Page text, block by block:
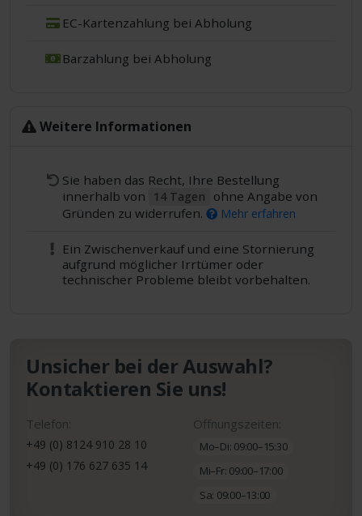
EC-Kartenzahlung bei Abholung
Barzahlung bei Abholung
Weitere Informationen
Sie haben das Recht, Ihre Bestellung
innerhalb von
14 Tagen
ohne Angabe von
Gründen zu widerrufen.
Mehr erfahren
Ein Zwischenverkauf und eine Stornierung
aufgrund möglicher Irrtümer oder
technischer Probleme bleibt vorbehalten.
Unsicher bei der Auswahl?
Kontaktieren Sie uns!
Telefon:
+49 (0) 8124 910 28 10
+49 (0) 176 627 635 14
Öffnungszeiten:
Mo–Di: 09:00–15:30
Mi–Fr: 09:00–17:00
Sa: 09:00–13:00